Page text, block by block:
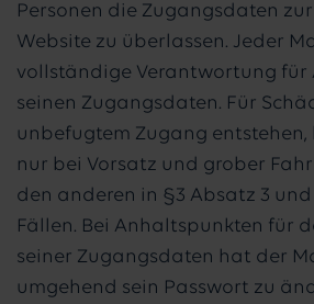
Personen die Zugangsdaten
Website zu überlassen. Jeder
vollständige Verantwortung für
seinen Zugangsdaten. Für
unbefugtem Zugang
nur bei Vorsatz und grober
den anderen in §3 Absatz 3
Fällen. Bei Anhaltspunkten für
seiner Zugangsdaten hat der
umgehend sein Passwort zu